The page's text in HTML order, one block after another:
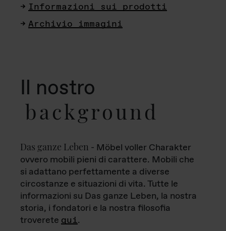
Informazioni sui prodotti
Archivio immagini
Il nostro
background
Das ganze Leben - Möbel voller Charakter
ovvero mobili pieni di carattere. Mobili che
si adattano perfettamente a diverse
circostanze e situazioni di vita. Tutte le
informazioni su Das ganze Leben, la nostra
storia, i fondatori e la nostra filosofia
troverete qui.